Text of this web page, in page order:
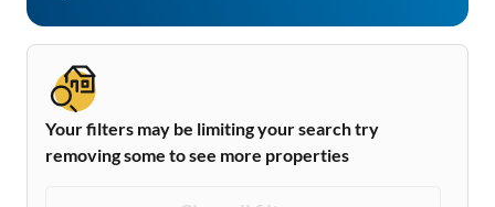
Your filters may be limiting your search try
removing some to see more properties